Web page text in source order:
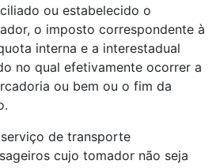
ou estabelecido o
o imposto correspondente à
interna e a interestadual
no qual efetivamente ocorrer a
ou bem ou o fim da
de transporte
cujo tomador não seja